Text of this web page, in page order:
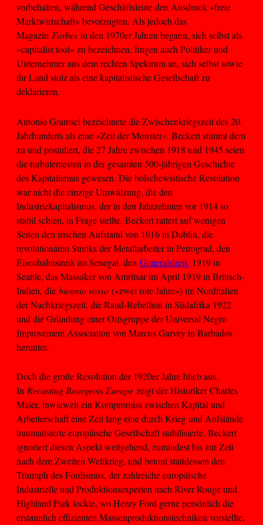
vorbehalten, während Geschäftsleute den Ausdruck »freie
Marktwirtschaft« bevorzugten. Als jedoch das
Magazin Forbes in den 1970er Jahren begann, sich selbst als
»capitalist tool« zu bezeichnen, fingen auch Politiker und
Unternehmer aus dem rechten Spektrum an, sich selbst sowie
ihr Land stolz als eine kapitalistische Gesellschaft zu
deklarieren.
Antonio Gramsci bezeichnete die Zwischenkriegszeit des 20.
Jahrhunderts als eine »Zeit der Monster«. Beckert stimmt dem
zu und postuliert, die 27 Jahre zwischen 1918 und 1945 seien
die turbulentesten in der gesamten 500-jährigen Geschichte
des Kapitalismus gewesen. Die bolschewistische Revolution
war nicht die einzige Umwälzung, die den
Industriekapitalismus, der in den Jahrzehnten vor 1914 so
stabil schien, in Frage stellte. Beckert rattert auf wenigen
Seiten den irischen Aufstand von 1916 in Dublin, die
revolutionären Streiks der Metallarbeiter in Petrograd, den
Eisenbahnstreik im Senegal, den Generalstreik 1919 in
Seattle, das Massaker von Amritsar im April 1919 in Britisch-
Indien, die biennio rosso (»zwei rote Jahre«) im Norditalien
der Nachkriegszeit, die Rand-Rebellion in Südafrika 1922
und die Gründung einer Ortsgruppe der Universal Negro
Improvement Association von Marcus Garvey in Barbados
herunter.
Doch die große Revolution der 1920er Jahre blieb aus.
In Recasting Bourgeois Europe zeigt der Historiker Charles
Maier, inwieweit ein Kompromiss zwischen Kapital und
Arbeiterschaft eine Zeit lang eine durch Krieg und Aufstände
traumatisierte europäische Gesellschaft stabilisierte. Beckert
ignoriert diesen Aspekt weitgehend, zumindest bis zur Zeit
nach dem Zweiten Weltkrieg, und betont stattdessen den
Triumph des Fordismus, der zahlreiche europäische
Industrielle und Produktionsexperten nach River Rouge und
Highland Park lockte, wo Henry Ford gerne persönlich die
erstaunlich effizienten Massenproduktionstechniken vorstellte,